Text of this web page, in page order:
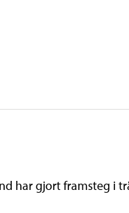
har gjort framsteg i